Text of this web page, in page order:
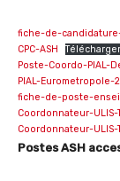
fiche-de-
CPC-ASH
Télécharger
Poste-Coordo-PIAL-
PIAL-Eurometropole-2
fiche-de-poste-
Coordonnateur-ULIS-
Coordonnateur-ULIS-
Postes ASH